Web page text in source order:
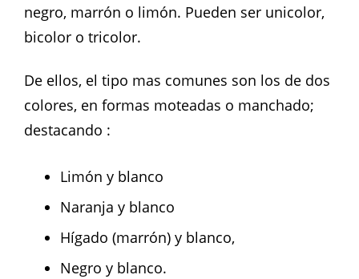
negro, marrón o limón. Pueden ser unicolor,
bicolor o tricolor.
De ellos, el tipo mas comunes son los de dos
colores, en formas moteadas o manchado;
destacando :
Limón y blanco
Naranja y blanco
Hígado (marrón) y blanco,
Negro y blanco.